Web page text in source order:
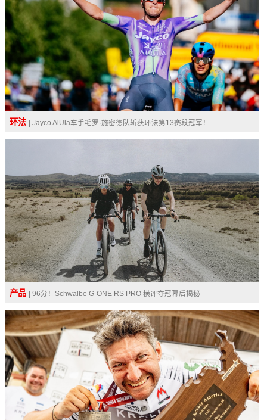
环法 | Jayco AlUla车手毛罗·施密德队斩获环法第13赛段冠军！
产品 | 96分！Schwalbe G-ONE RS PRO 横评夺冠幕后揭秘